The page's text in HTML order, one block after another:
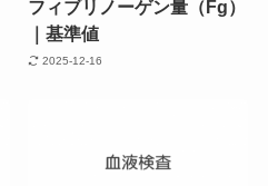
フィブリノーゲン量（Fg）
｜基準値
2025-12-16